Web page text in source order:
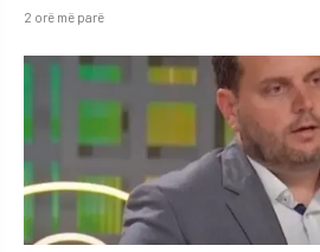
2 orë më parë